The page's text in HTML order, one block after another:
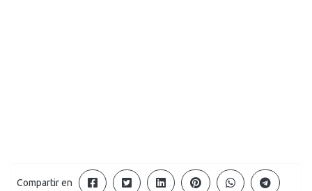
Compartir en